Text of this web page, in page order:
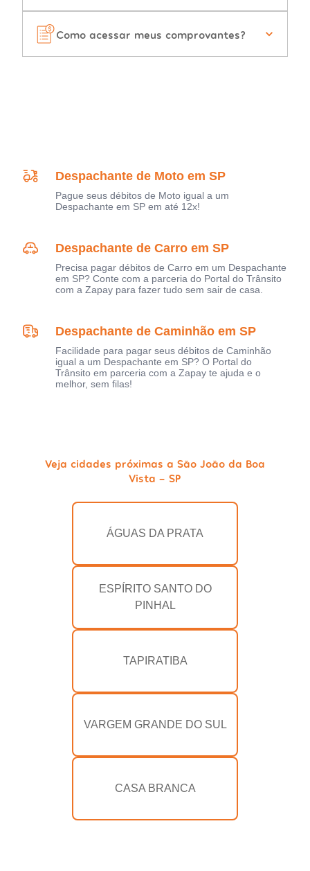
Como acessar meus comprovantes?
Despachante de Moto em SP
Pague seus débitos de Moto igual a um
Despachante em SP em até 12x!
Despachante de Carro em SP
Precisa pagar débitos de Carro em um Despachante
em SP? Conte com a parceria do Portal do Trânsito
com a Zapay para fazer tudo sem sair de casa.
Despachante de Caminhão em SP
Facilidade para pagar seus débitos de Caminhão
igual a um Despachante em SP? O Portal do
Trânsito em parceria com a Zapay te ajuda e o
melhor, sem filas!
Veja cidades próximas a São João da Boa
Vista - SP
ÁGUAS DA PRATA
ESPÍRITO SANTO DO
PINHAL
TAPIRATIBA
VARGEM GRANDE DO SUL
CASA BRANCA